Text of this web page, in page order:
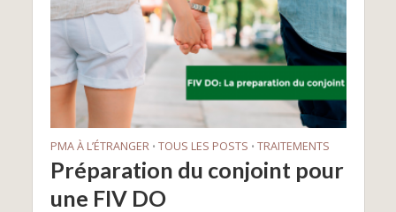
PMA À L’ÉTRANGER • TOUS LES POSTS • TRAITEMENTS
Préparation du conjoint pour
une FIV DO